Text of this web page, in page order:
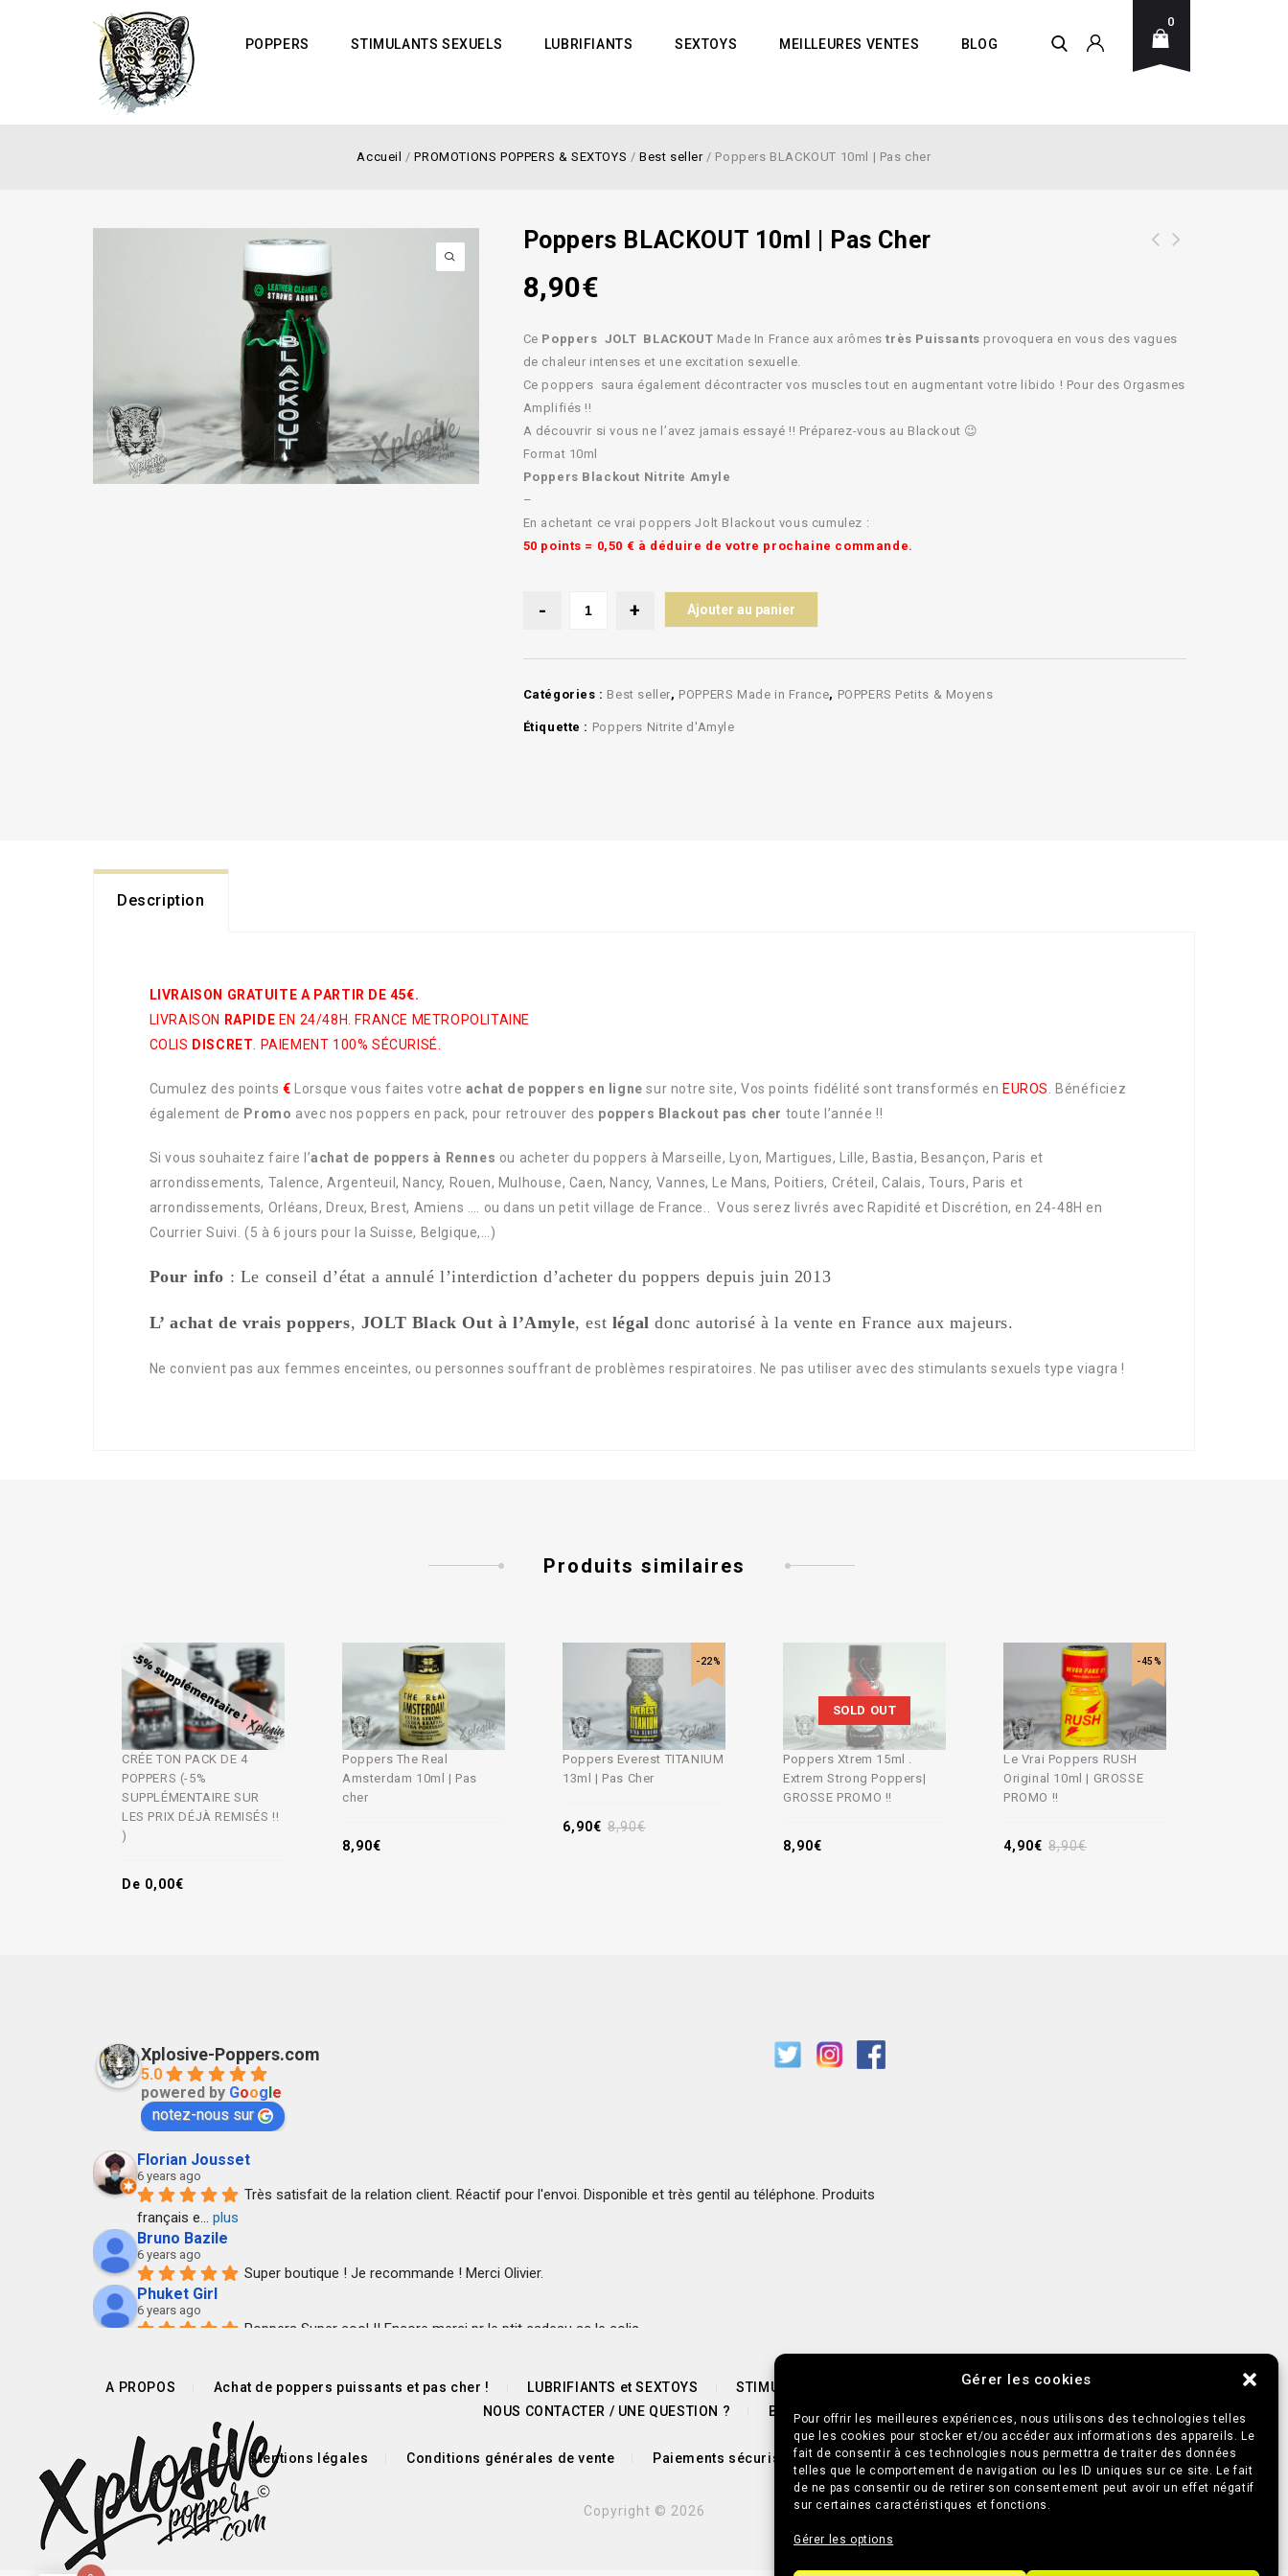
Gérer les cookies
Pour offrir les meilleures expériences, nous utilisons des technologies telles
que les cookies pour stocker et/ou accéder aux informations des appareils. Le
fait de consentir à ces technologies nous permettra de traiter des données
telles que le comportement de navigation ou les ID uniques sur ce site. Le fait
de ne pas consentir ou de retirer son consentement peut avoir un effet négatif
sur certaines caractéristiques et fonctions.
Gérer les options
POPPERS STIMULANTS SEXUELS LUBRIFIANTS SEXTOYS MEILLEURES VENTES BLOG
0
Accueil /PROMOTIONS POPPERS & SEXTOYS / Best seller/ Poppers BLACKOUT 10ml | Pas cher
Poppers BLACKOUT 10ml | Pas Cher
8,90€
Ce Poppers JOLT BLACKOUT Made In France aux arômestrès Puissants provoquera en vous des vagues
de chaleur intenses et une excitation sexuelle.
Ce poppers saura également décontracter vos muscles tout en augmentant votre libido ! Pour des Orgasmes
Amplifiés !!
A découvrir si vous ne l’avez jamais essayé !! Préparez-vous au Blackout 😉
Format 10ml
Poppers Blackout Nitrite Amyle
–
En achetant ce vrai poppers Jolt Blackout vous cumulez :
50 points = 0,50 € à déduire de votre prochaine commande.
Ajouter au panier
Catégories : Best seller, POPPERS Made in France, POPPERS Petits & Moyens
Étiquette : Poppers Nitrite d'Amyle
Description
LIVRAISON GRATUITE A PARTIR DE 45€.
LIVRAISON
RAPIDE EN 24/48H. FRANCE METROPOLITAINE
COLIS DISCRET . PAIEMENT 100% SÉCURISÉ.
Cumulez des points € Lorsque vous faites votre achat de poppers en ligne sur notre site, Vos points fidélité sont transformés en EUROS
. Bénéficiez
également de Promo avec nos poppers en pack, pour retrouver des poppers Blackout pas cher toute l’année !!
Si vous souhaitez faire l’achat de poppers à Rennes ou acheter du poppers à Marseille, Lyon, Martigues, Lille, Bastia, Besançon, Paris et
arrondissements, Talence, Argenteuil, Nancy, Rouen, Mulhouse, Caen, Nancy, Vannes, Le Mans, Poitiers, Créteil, Calais, Tours, Paris et
arrondissements, Orléans, Dreux, Brest, Amiens .… ou dans un petit village de France.. Vous serez livrés avec Rapidité et Discrétion, en 24-48H en
Courrier Suivi. (5 à 6 jours pour la Suisse, Belgique,…)
Pour info : Le conseil d’état a annulé l’interdiction d’acheter du poppers depuis juin 2013
L’ achat de vrais poppers, JOLT Black Out à l’Amyle, est légal donc autorisé à la vente en France aux majeurs.
Ne convient pas aux femmes enceintes, ou personnes souffrant de problèmes respiratoires. Ne pas utiliser avec des stimulants sexuels type viagra !
Produits similaires
CRÉE TON PACK DE 4
POPPERS (-5%
SUPPLÉMENTAIRE SUR
LES PRIX DÉJÀ REMISÉS !!
)
De 0,00€
Poppers The Real
Amsterdam 10ml | Pas
cher
8,90€
-22%
Poppers Everest TITANIUM
13ml | Pas Cher
8,90€
6,90€
SOLD OUT
Poppers Xtrem 15ml .
Extrem Strong Poppers|
GROSSE PROMO !!
8,90€
-45%
Le Vrai Poppers RUSH
Original 10ml | GROSSE
PROMO !!
8,90€
4,90€
Xplosive-Poppers.com
5.0
powered by Google
notez-nous sur
Florian Jousset
6 years ago
Très satisfait de la relation client. Réactif pour l'envoi. Disponible et très gentil au téléphone. Produits
français e... plus
Bruno Bazile
6 years ago
Super boutique ! Je recommande ! Merci Olivier.
Phuket Girl
6 years ago
Poppers Super cool !! Encore merci pr le ptit cadeau ac le colis.
Société professionnel.
Je recommande.
Pierre Maheux
7 years ago
Super réactif, très bon rapport qualité prix.
Envoi rapide, colis discret.
Anthony Le Bars
7 years ago
A PROPOS Achat de poppers puissants et pas cher ! LUBRIFIANTS et SEXTOYS STIMULANTS SEXUELS
PROMOTIONS POPPERS & SEXTOYS
NOUS CONTACTER / UNE QUESTION ?
BLOG
Mentions légales Conditions générales de vente Paiements sécurisés 🔒 Politique de cookies (UE)
Copyright © 2026